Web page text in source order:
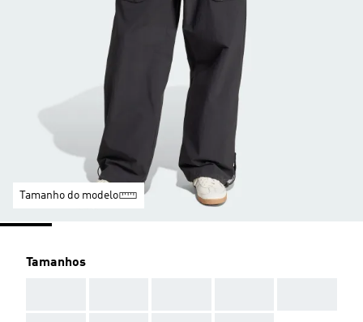
Tamanho do modelo
Tamanhos